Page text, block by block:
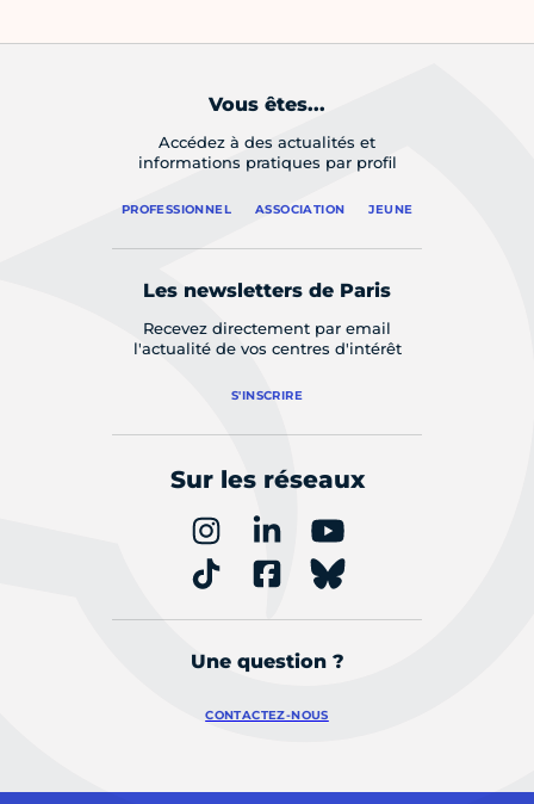
Vous êtes...
Accédez à des actualités et
informations pratiques par profil
PROFESSIONNEL ASSOCIATION JEUNE
Les newsletters de Paris
Recevez directement par email
l'actualité de vos centres d'intérêt
S'INSCRIRE
Sur les réseaux
Une question ?
CONTACTEZ-NOUS